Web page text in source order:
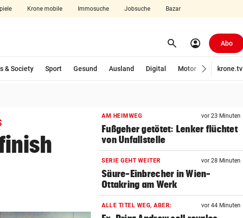
Krone mobile Immosuche Jobsuche Bazar
aufklappen search Suchen
account_circle Abo
& Society Sport Gesund Ausland Digital Motor Wirtschaft
krone.tv
AM HEIMWEG vor 23 Minuten
Fußgeher getötet: Lenker flüchtet
von Unfallstelle
SERIE GEHT WEITER vor 28 Minuten
Säure-Einbrecher in Wien-
Ottakring am Werk
ALLE TITEL WEG, ABER: vor 44 Minuten